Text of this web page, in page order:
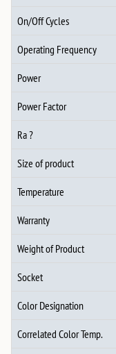
On/Off Cycles
Operating Frequency
Power
Power Factor
Ra ?
Size of product
Temperature
Warranty
Weight of Product
Socket
Color Designation
Correlated Color Temp.